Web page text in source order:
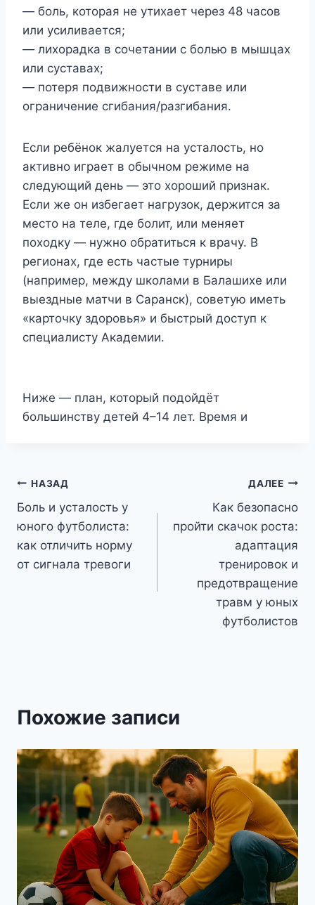
— боль, которая не утихает через 48 часов
или усиливается;
— лихорадка в сочетании с болью в мышцах
или суставах;
— потеря подвижности в суставе или
ограничение сгибания/разгибания.
Если ребёнок жалуется на усталость, но
активно играет в обычном режиме на
следующий день — это хороший признак.
Если же он избегает нагрузок, держится за
место на теле, где болит, или меняет
походку — нужно обратиться к врачу. В
регионах, где есть частые турниры
(например, между школами в Балашихе или
выездные матчи в Саранск), советую иметь
«карточку здоровья» и быстрый доступ к
специалисту Академии.
Ниже — план, который подойдёт
большинству детей 4–14 лет. Время и
Навигация
по
записям
НАЗАД
Боль и усталость у
юного футболиста:
как отличить норму
от сигнала тревоги
ДАЛЕЕ
Как безопасно
пройти скачок роста:
адаптация
тренировок и
предотвращение
травм у юных
футболистов
Похожие записи